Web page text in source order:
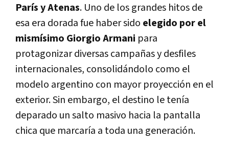
París y Atenas. Uno de los grandes hitos de
esa era dorada fue haber sido elegido por el
mismísimo Giorgio Armani para
protagonizar diversas campañas y desfiles
internacionales, consolidándolo como el
modelo argentino con mayor proyección en el
exterior. Sin embargo, el destino le tenía
deparado un salto masivo hacia la pantalla
chica que marcaría a toda una generación.